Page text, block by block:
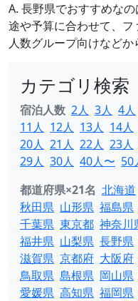
A. 長野県でおすすめな
途や予算に合わせて、
人数グループ向けなどか
カテゴリ検索
宿泊人数 2人 3人 4人
11人 12人 13人 14人
20人 21人 22人 23人
29人 30人 40人〜 50
都道府県×21名 北海道
秋田県 山形県 福島県
千葉県 東京都 神奈川
福井県 山梨県 長野県
滋賀県 京都府 大阪府
鳥取県 島根県 岡山県
愛媛県 高知県 福岡県